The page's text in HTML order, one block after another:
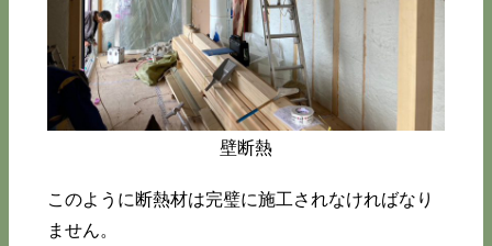
壁断熱
このように断熱材は完璧に施工されなければなり
ません。